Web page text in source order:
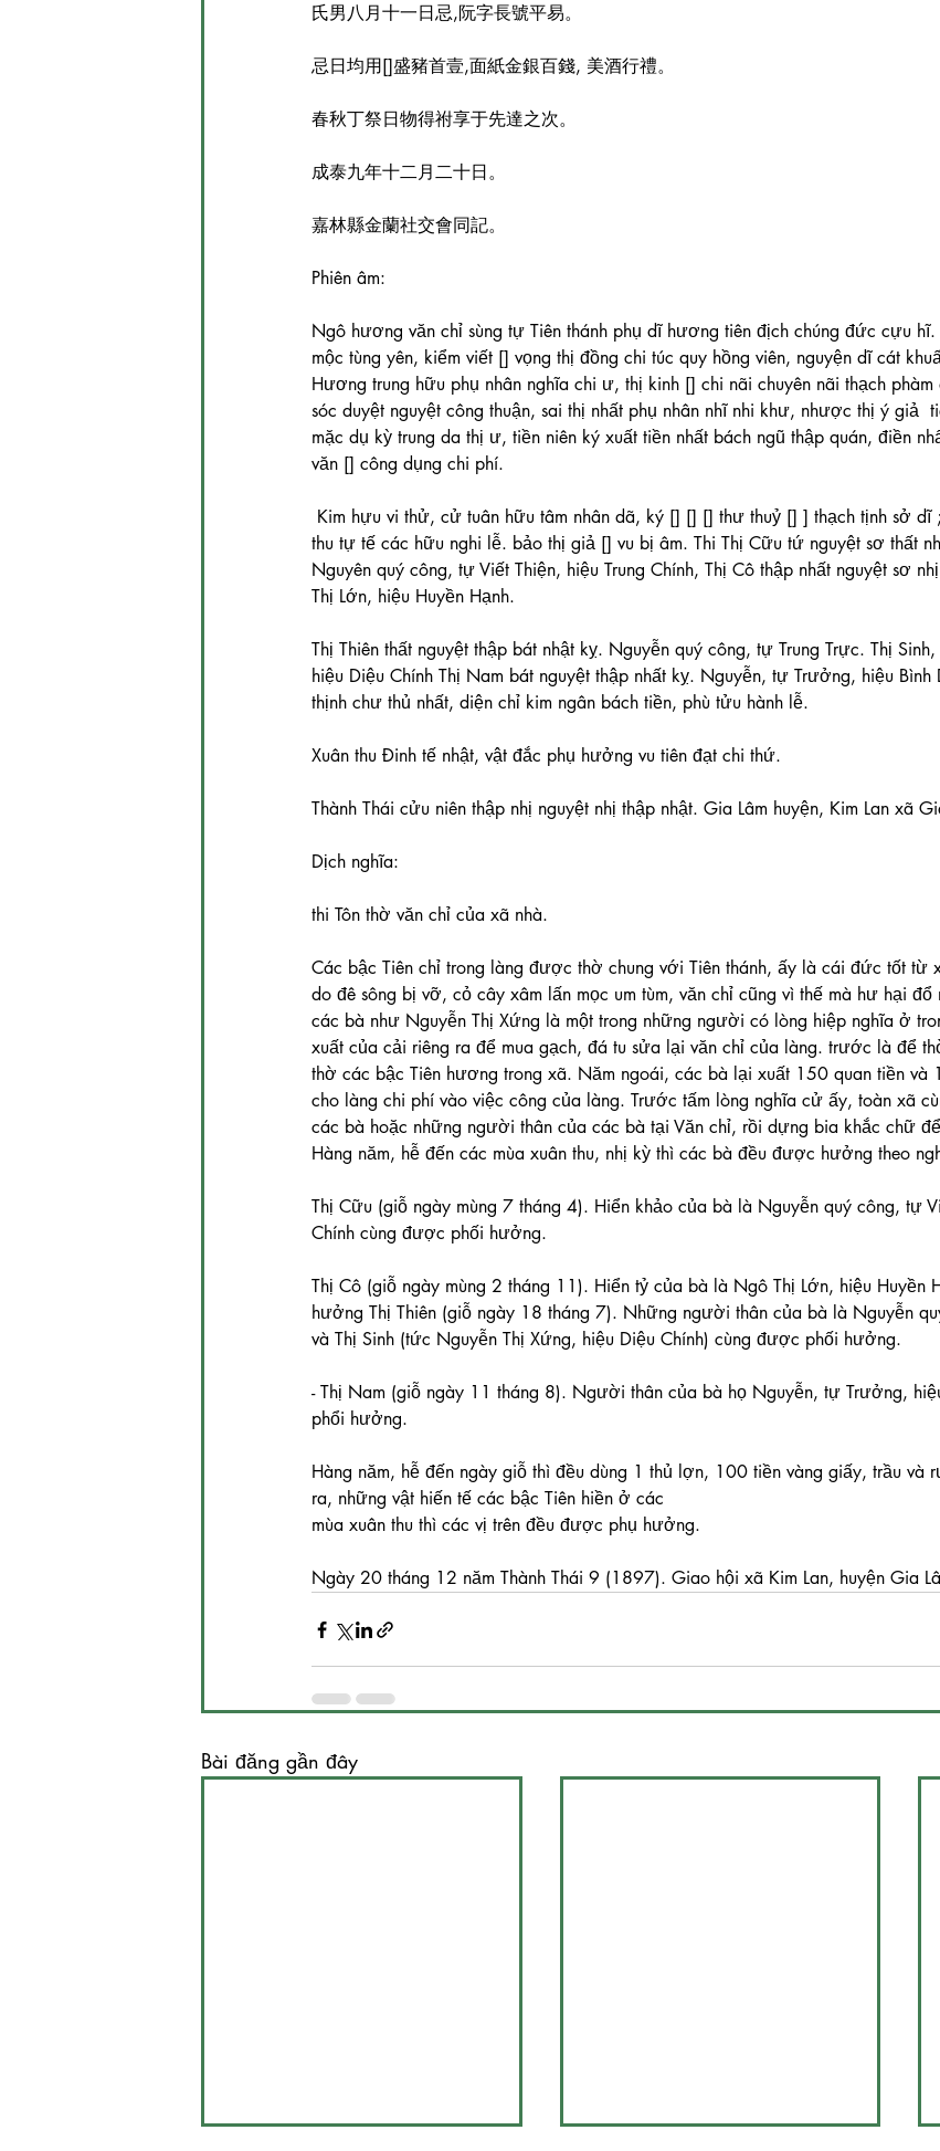
氏男八月十一日忌,阮字長號平易。
忌日均用[]盛豬首壹,面紙金銀百錢, 美酒行禮。
春秋丁祭日物得祔享于先達之次。
成泰九年十二月二十日。
嘉林縣金蘭社交會同記。
Phiên âm:
Ngô hương văn chỉ sùng tự Tiên thánh phụ dĩ hương tiên địch chúng đức cựu
mộc tùng yên, kiểm viết [] vọng thị đồng chi túc quy hồng viên, nguyện dĩ cát
Hương trung hữu phụ nhân nghĩa chi ư, thị kinh [] chi nãi chuyên nãi thạch
sóc duyệt nguyệt công thuận, sai thị nhất phụ nhân nhĩ nhi khư, nhược thị ý giả
mặc dụ kỳ trung da thị ư, tiền niên ký xuất tiền nhất bách ngũ thập quán, điền
văn [] công dụng chi phí.
thu tự tế các hữu nghi lễ. bảo thị giả [] vu bị âm. Thi Thị Cữu tứ nguyệt sơ thất
Nguyên quý công, tự Viết Thiện, hiệu Trung Chính, Thị Cô thập nhất nguyệt sơ
Thị Lớn, hiệu Huyền Hạnh.
Thị Thiên thất nguyệt thập bát nhật kỵ. Nguyễn quý công, tự Trung Trực. Thị
hiệu Diệu Chính Thị Nam bát nguyệt thập nhất kỵ. Nguyễn, tự Trưởng, hiệu Bình
thịnh chư thủ nhất, diện chỉ kim ngân bách tiền, phù tửu hành lễ.
Xuân thu Đinh tế nhật, vật đắc phụ hưởng vu tiên đạt chi thứ.
Thành Thái cửu niên thập nhị nguyệt nhị thập nhật. Gia Lâm huyện, Kim Lan xã
Dịch nghĩa:
thi Tôn thờ văn chỉ của xã nhà.
Các bậc Tiên chỉ trong làng được thờ chung với Tiên thánh, ấy là cái đức tốt từ
do đê sông bị vỡ, cỏ cây xâm lấn mọc um tùm, văn chỉ cũng vì thế mà hư hại
các bà như Nguyễn Thị Xứng là một trong những người có lòng hiệp nghĩa ở
xuất của cải riêng ra để mua gạch, đá tu sửa lại văn chỉ của làng. trước là để
thờ các bậc Tiên hương trong xã. Năm ngoái, các bà lại xuất 150 quan tiền và
cho làng chi phí vào việc công của làng. Trước tấm lòng nghĩa cử ấy, toàn xã
các bà hoặc những người thân của các bà tại Văn chỉ, rồi dựng bia khắc chữ
Hàng năm, hễ đến các mùa xuân thu, nhị kỳ thì các bà đều được hưởng theo
Thị Cữu (giỗ ngày mùng 7 tháng 4). Hiển khảo của bà là Nguyễn quý công, tự
Chính cùng được phối hưởng.
Thị Cô (giỗ ngày mùng 2 tháng 11). Hiển tỷ của bà là Ngô Thị Lớn, hiệu Huyền
hưởng Thị Thiên (giỗ ngày 18 tháng 7). Những người thân của bà là Nguyễn
và Thị Sinh (tức Nguyễn Thị Xứng, hiệu Diệu Chính) cùng được phối hưởng.
- Thị Nam (giỗ ngày 11 tháng 8). Người thân của bà họ Nguyễn, tự Trưởng,
phổi hưởng.
Hàng năm, hễ đến ngày giỗ thì đều dùng 1 thủ lợn, 100 tiền vàng giấy, trầu và
ra, những vật hiến tế các bậc Tiên hiền ở các
mùa xuân thu thì các vị trên đều được phụ hưởng.
Ngày 20 tháng 12 năm Thành Thái 9 (1897). Giao hội xã Kim Lan, huyện Gia
Bài đăng gần đây